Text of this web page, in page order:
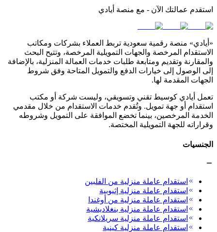
استقدم عمالتك الآن - مع منصة أيادي
«أيادي» منصة رقمية سعودية تربط العملاء بشركات ومكاتب
الاستقدام المرخصة والجهات التمويلية المرخصة، وتتيح البحث
والمقارنة وتقديم ومتابعة طلبات خدمات العمالة المنزلية، بالإضافة
إلى الوصول إلى خيارات الدفع والتمويل المتاحة وفق شروط
الجهات المقدمة لها.
تعمل أيادي كوسيط تقني وتسويقي، وليست شركة أو مكتب
استقدام أو جهة تمويل. وتُقدم خدمات الاستقدام من خلال مقدمي
الخدمة المرخصين، بينما تخضع الموافقة على التمويل وشروطه
وقراراته للجهة التمويلية المختصة.
الجنسيات
استقدام عاملة منزلية من الفلبين
استقدام عاملة منزلية إثيوبية
استقدام عاملة منزلية من أوغندا
استقدام عاملة منزلية بنغلاديشية
استقدام عاملة منزلية سريلانكية
استقدام عاملة منزلية كينية